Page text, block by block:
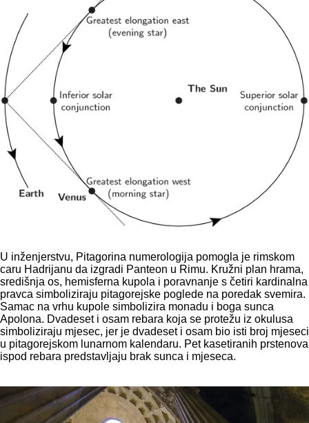
U inženjerstvu, Pitagorina numerologija pomogla je rimskom
caru Hadrijanu da izgradi Panteon u Rimu. Kružni plan hrama,
središnja os, hemisferna kupola i poravnanje s četiri kardinalna
pravca simboliziraju pitagorejske poglede na poredak svemira.
Samac na vrhu kupole simbolizira monadu i boga sunca
Apolona. Dvadeset i osam rebara koja se protežu iz okulusa
simboliziraju mjesec, jer je dvadeset i osam bio isti broj mjeseci
u pitagorejskom lunarnom kalendaru. Pet kasetiranih prstenova
ispod rebara predstavljaju brak sunca i mjeseca.